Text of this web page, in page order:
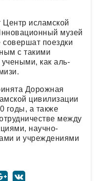
Центр исламской
музей
поездки
с такими
как аль-
Дорожная
цивилизации
годы, а также
между
научно-
и учреждениями